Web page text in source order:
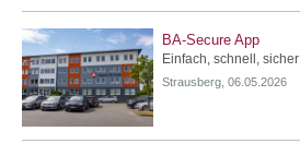
BA-Secure App
Einfach, schnell, sicher
Strausberg, 06.05.2026